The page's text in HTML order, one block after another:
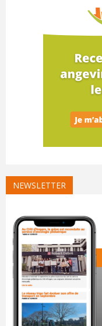
NEWSLETTER